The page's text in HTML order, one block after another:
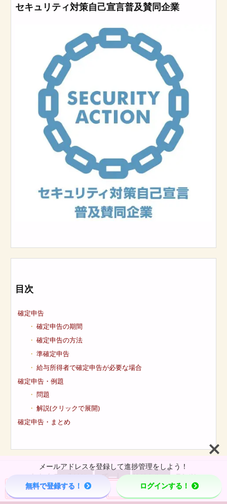
セキュリティ対策自己宣言普及賛同企業
目次
確定申告
確定申告の期間
確定申告の方法
準確定申告
給与所得者で確定申告が必要な場合
確定申告・例題
問題
解説(クリックで展開)
確定申告・まとめ
しかくのいろはについて
オリジナルコンテンツ
資格学習ページ
お問い合わせ
Home

Page Top
メールアドレスを登録して進捗管理をしよう！
無料で登録する！ ログインする！